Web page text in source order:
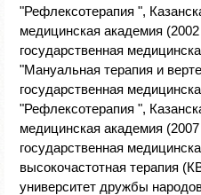
"Рефлексотерапия ",
медицинская академия
государственная
"Мануальная терапия и
государственная
"Рефлексотерапия ",
медицинская академия
государственная
высокочастотная терапия
университет дружбы